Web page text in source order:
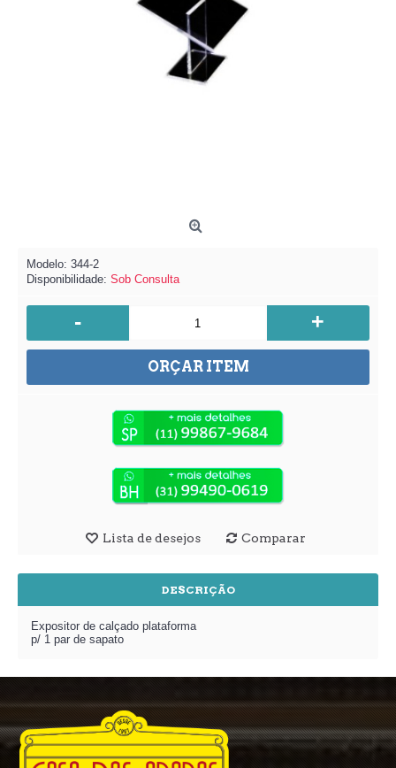
Modelo: 344-2
Disponibilidade: Sob Consulta
- +
ORÇAR ITEM
Lista de desejos Comparar
DESCRIÇÃO
Expositor de calçado plataforma
p/ 1 par de sapato